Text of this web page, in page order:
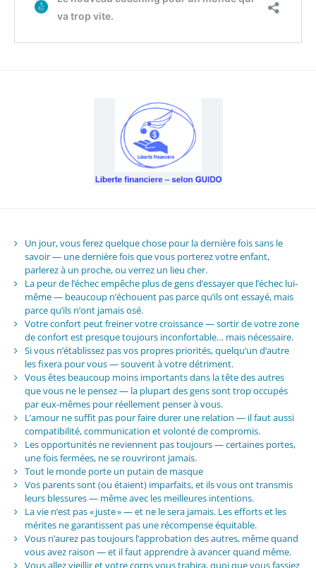
Un jour, vous ferez quelque chose pour la dernière fois sans le
savoir — une dernière fois que vous porterez votre enfant,
parlerez à un proche, ou verrez un lieu cher.
La peur de l’échec empêche plus de gens d’essayer que l’échec lui-
même — beaucoup n’échouent pas parce qu’ils ont essayé, mais
parce qu’ils n’ont jamais osé.
Votre confort peut freiner votre croissance — sortir de votre zone
de confort est presque toujours inconfortable… mais nécessaire.
Si vous n’établissez pas vos propres priorités, quelqu’un d’autre
les fixera pour vous — souvent à votre détriment.
Vous êtes beaucoup moins importants dans la tête des autres
que vous ne le pensez — la plupart des gens sont trop occupés
par eux-mêmes pour réellement penser à vous.
L’amour ne suffit pas pour faire durer une relation — il faut aussi
compatibilité, communication et volonté de compromis.
Les opportunités ne reviennent pas toujours — certaines portes,
une fois fermées, ne se rouvriront jamais.
Tout le monde porte un putain de masque
Vos parents sont (ou étaient) imparfaits, et ils vous ont transmis
leurs blessures — même avec les meilleures intentions.
La vie n’est pas « juste » — et ne le sera jamais. Les efforts et les
mérites ne garantissent pas une récompense équitable.
Vous n’aurez pas toujours l’approbation des autres, même quand
vous avez raison — et il faut apprendre à avancer quand même.
Vous allez vieillir et votre corps vous trahira, quoi que vous fassiez